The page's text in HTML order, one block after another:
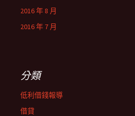
2016 年 8 月
2016 年 7 月
分類
低利借錢報導
借貸